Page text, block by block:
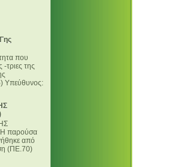
που
τριες της
Υπεύθυνος:
παρούσα
από
(ΠΕ.70)